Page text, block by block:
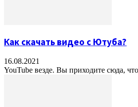
Как скачать видео с Ютуба?
16.08.2021
YouTube везде. Вы приходите сюда,